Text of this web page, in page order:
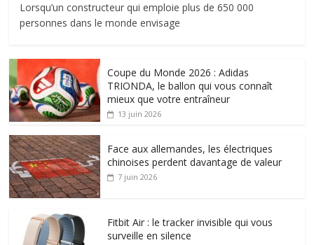
Lorsqu’un constructeur qui emploie plus de 650 000
personnes dans le monde envisage
Coupe du Monde 2026 : Adidas
TRIONDA, le ballon qui vous connaît
mieux que votre entraîneur
13 juin 2026
Face aux allemandes, les électriques
chinoises perdent davantage de valeur
7 juin 2026
Fitbit Air : le tracker invisible qui vous
surveille en silence